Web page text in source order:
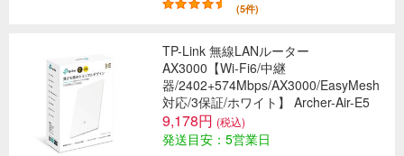
(5件)
TP-Link 無線LANルーター
AX3000【Wi-Fi6/中継
器/2402+574Mbps/AX3000/EasyMesh
対応/3保証/ホワイト】 Archer-Air-E5
9,178円 (税込)
発送目安：5営業日